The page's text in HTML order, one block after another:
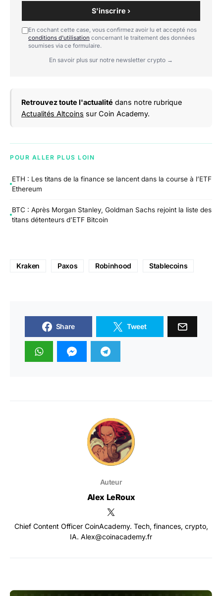
S'inscrire ›
En cochant cette case, vous confirmez avoir lu et accepté nos
conditions d'utilisation concernant le traitement des données
soumises via ce formulaire.
En savoir plus sur notre newsletter crypto →
Retrouvez toute l'actualité dans notre rubrique
Actualités Altcoins sur Coin Academy.
POUR ALLER PLUS LOIN
ETH : Les titans de la finance se lancent dans la course à l’ETF
Ethereum
BTC : Après Morgan Stanley, Goldman Sachs rejoint la liste des
titans détenteurs d’ETF Bitcoin
Kraken Paxos Robinhood Stablecoins
Share Tweet
Auteur
Alex LeRoux
Chief Content Officer CoinAcademy. Tech, finances, crypto,
IA. Alex@coinacademy.fr